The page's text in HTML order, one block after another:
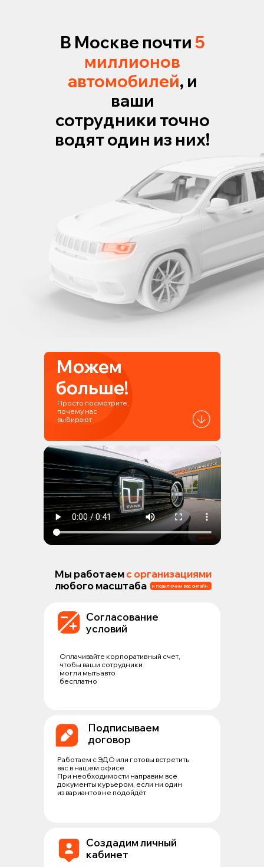
В Москве почти 5
миллионов
автомобилей, и
ваши
сотрудники точно
водят один из них!
Можем
больше!
Просто посмотрите,
почему нас
выбирают
Мы работаемс организациями
любого масштаба
и подключим вас онлайн
Согласование
условий
Оплачивайте корпоративный счет,
чтобы ваши сотрудники
могли мыть авто
бесплатно
Подписываем
договор
Работаем с ЭДО или готовы встретить
вас в нашем офисе
При необходимости направим все
документы курьером, если ни один
из вариантов не подойдёт
Создадим личный
кабинет